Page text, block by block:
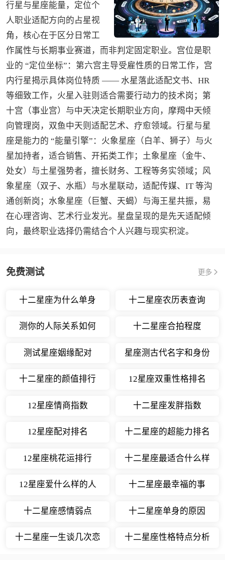
行星与星座能量，定位个
人职业适配方向的占星视
角，核心在于区分日常工
作属性与长期事业赛道，而非判定固定职业。宫位是职
业的 “定位坐标”：第六宫主导受雇性质的日常工作，宫
内行星揭示具体岗位特质 —— 水星落此适配文书、HR
等细致工作，火星入驻则适合需要行动力的技术岗；第
十宫（事业宫）与中天决定长期职业方向，摩羯中天倾
向管理岗，双鱼中天则适配艺术、疗愈领域。行星与星
座是能力的 “能量引擎”：火象星座（白羊、狮子）与火
星加持者，适合销售、开拓类工作；土象星座（金牛、
处女）与土星强势者，擅长财务、工程等务实领域；风
象星座（双子、水瓶）与水星联动，适配传媒、IT 等沟
通创新岗；水象星座（巨蟹、天蝎）与海王星共振，易
在心理咨询、艺术行业发光。星盘呈现的是先天适配倾
向，最终职业选择仍需结合个人兴趣与现实积淀。
免费测试 更多
十二星座为什么单身 十二星座农历表查询
测你的人际关系如何 十二星座合拍程度
测试星座姻缘配对 星座测古代名字和身份
十二星座的颜值排行 12星座双重性格排名
12星座情商指数 十二星座发胖指数
12星座配对排名 十二星座的超能力排名
12星座桃花运排行 十二星座最适合什么样
的职业
12星座爱什么样的人 十二星座最幸福的事
十二星座感情弱点 十二星座单身的原因
十二星座一生谈几次恋 十二星座性格特点分析